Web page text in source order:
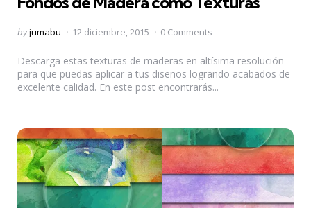
Posted
byjumabu 12 diciembre, 2015 0 Comments
Descarga estas texturas de maderas en altísima resolución
para que puedas aplicar a tus diseños logrando acabados de
excelente calidad. En este post encontrarás...